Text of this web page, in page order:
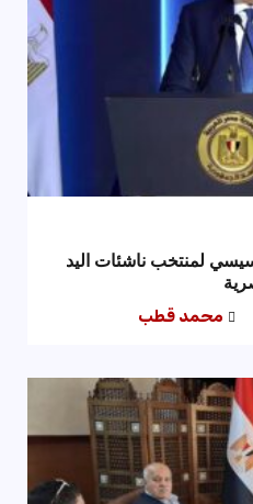
لمنتخب ناشئات اليد
محمد قطب